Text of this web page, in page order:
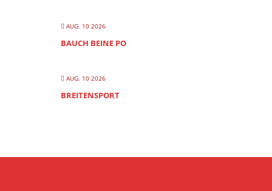
AUG. 10 2026
BAUCH BEINE PO
AUG. 10 2026
BREITENSPORT